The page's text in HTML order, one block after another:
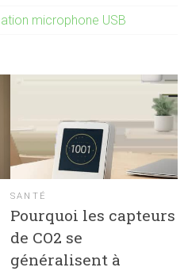
microphone USB
SANTÉ
Pourquoi les capteurs
de CO2 se
généralisent à